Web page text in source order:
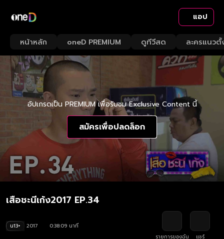
แอป
หน้าหลัก oneD PREMIUM ดูทีวีสด ละครแนวตั้
อัปเกรดเป็น PREMIUM เพื่อรับชม Exclusive Content นี้
สมัครเพื่อปลดล็อก
เสือชะนีเก้ง2017 EP.34
น13+ 2017
0:38:09 นาที
รายการของฉัน
แชร์